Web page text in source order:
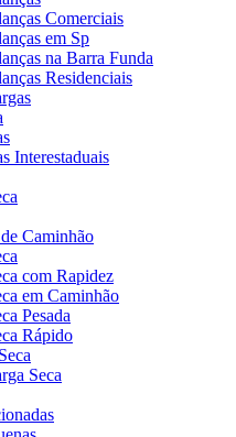
Comerciais
em Sp
na Barra Funda
Residenciais
Interestaduais
Caminhão
com Rapidez
em Caminhão
Pesada
Rápido
Seca